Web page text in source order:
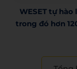
WESET tự
trong đó hơn